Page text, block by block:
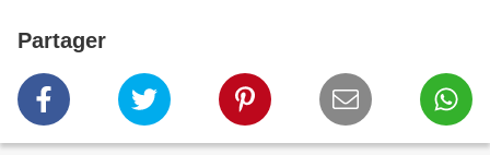
Partager